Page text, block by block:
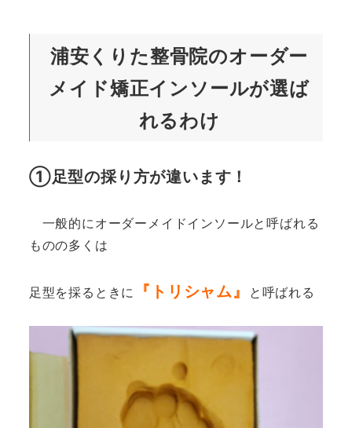
浦安くりた整骨院のオーダー
メイド矯正インソールが選ば
れるわけ
①足型の採り方が違います！
一般的にオーダーメイドインソールと呼ばれる
ものの多くは
足型を採るときに 『トリシャム』 と呼ばれる